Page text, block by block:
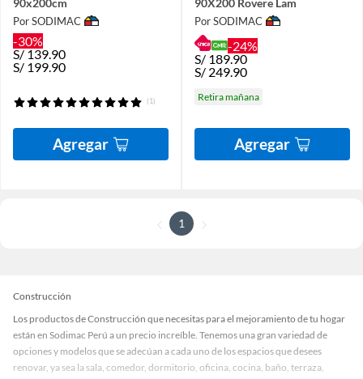
90x200cm
Por SODIMAC
-30%
S/139.90
S/ 199.90
(1)
Agregar
90X200 Rovere Lam
Por SODIMAC
-24%
S/ 189.90
S/ 249.90
Retira mañana
Agregar
1
Construcción
Los productos de Construcción que necesitas para el mejoramiento de tu hogar
están en Sodimac Perú a un precio increíble. Tenemos una gran variedad de
opciones y modelos que se adecúan a cada uno de los espacios que desees
renovar, ya sea la sala, comedor, dormitorio, oficina, cocina, baño, terraza,